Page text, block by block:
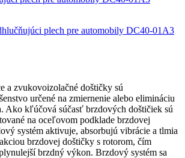
a zvukovoizolačné doštičky sú
určené na zmiernenie alebo elimináciu
Ako kľúčová súčasť brzdových doštičiek sú
na oceľovom podklade brzdovej
systém aktivuje, absorbujú vibrácie a tlmia
brzdovej doštičky s rotorom, čím
brzdný výkon. Brzdový systém sa